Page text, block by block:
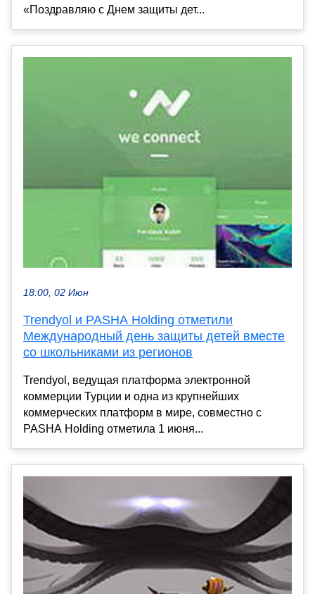
«Поздравляю с Днем защиты дет...
18:00, 02 Июн
Trendyol и PASHA Holding отметили
Международный день защиты детей вместе
со школьниками из регионов
Trendyol, ведущая платформа электронной
коммерции Турции и одна из крупнейших
коммерческих платформ в мире, совместно с
PASHA Holding отметила 1 июня...